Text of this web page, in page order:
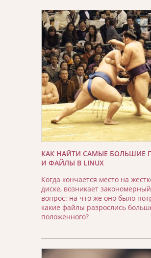
КАК НАЙТИ САМЫЕ БОЛЬШИЕ
И ФАЙЛЫ В LINUX
Когда кончается место на
диске, возникает закономерный
вопрос: на что же оно было
какие файлы разрослись
положенного?